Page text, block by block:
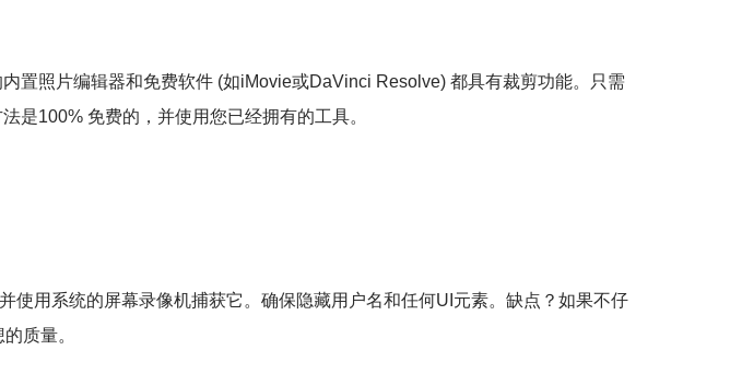
置照片编辑器和免费软件 (如iMovie或DaVinci Resolve) 都具有裁剪功能。只需
是100% 免费的，并使用您已经拥有的工具。
使用系统的屏幕录像机捕获它。确保隐藏用户名和任何UI元素。缺点？如果不仔
质量。